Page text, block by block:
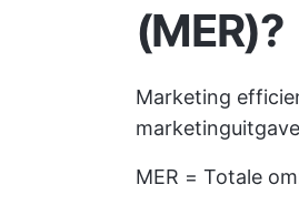
(MER)?
Marketing
MER = Totale